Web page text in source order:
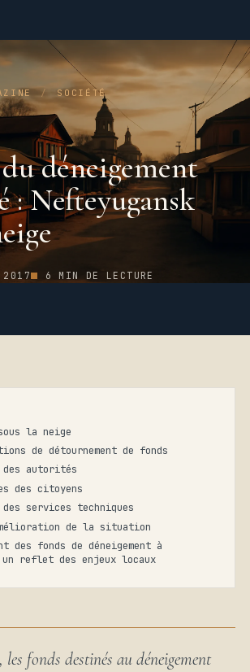
/ SOCIÉTÉ
déneigement
: Nefteyugansk
2017 6 MIN DE LECTURE
la neige
de détournement de fonds
des autorités
des citoyens
services techniques
de la situation
des fonds de déneigement à
un reflet des enjeux locaux
fonds destinés au déneigement